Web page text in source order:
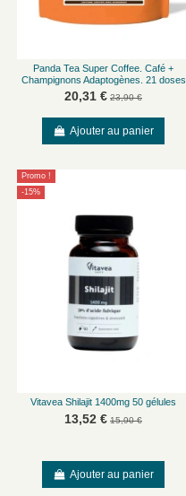
Panda Tea Super Coffee. Café +
Champignons Adaptogènes. 21 doses
20,31 € 23,90 €
Ajouter au panier
Promo !
-15%
Vitavea Shilajit 1400mg 50 gélules
13,52 € 15,90 €
Ajouter au panier